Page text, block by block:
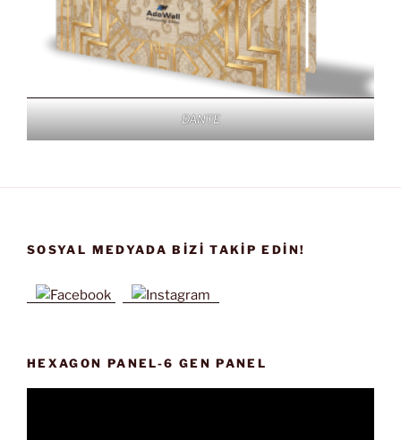
DANTE
SOSYAL MEDYADA BIZI TAKIP EDIN!
HEXAGON PANEL-6 GEN PANEL